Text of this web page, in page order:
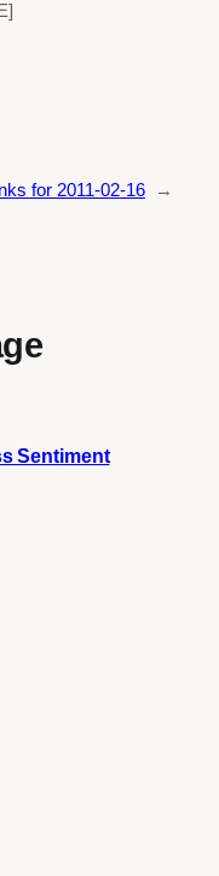
for 2011-02-16 →
Sentiment